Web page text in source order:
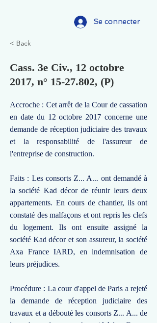
Se connecter
< Back
Cass. 3e Civ., 12 octobre
2017, n° 15-27.802, (P)
Accroche : Cet arrêt de la Cour de cassation
en date du 12 octobre 2017 concerne une
demande de réception judiciaire des travaux
et la responsabilité de l'assureur de
l'entreprise de construction.
Faits : Les consorts Z... A... ont demandé à
la société Kad décor de réunir leurs deux
appartements. En cours de chantier, ils ont
constaté des malfaçons et ont repris les clefs
du logement. Ils ont ensuite assigné la
société Kad décor et son assureur, la société
Axa France IARD, en indemnisation de
leurs préjudices.
Procédure : La cour d'appel de Paris a rejeté
la demande de réception judiciaire des
travaux et a débouté les consorts Z... A... de